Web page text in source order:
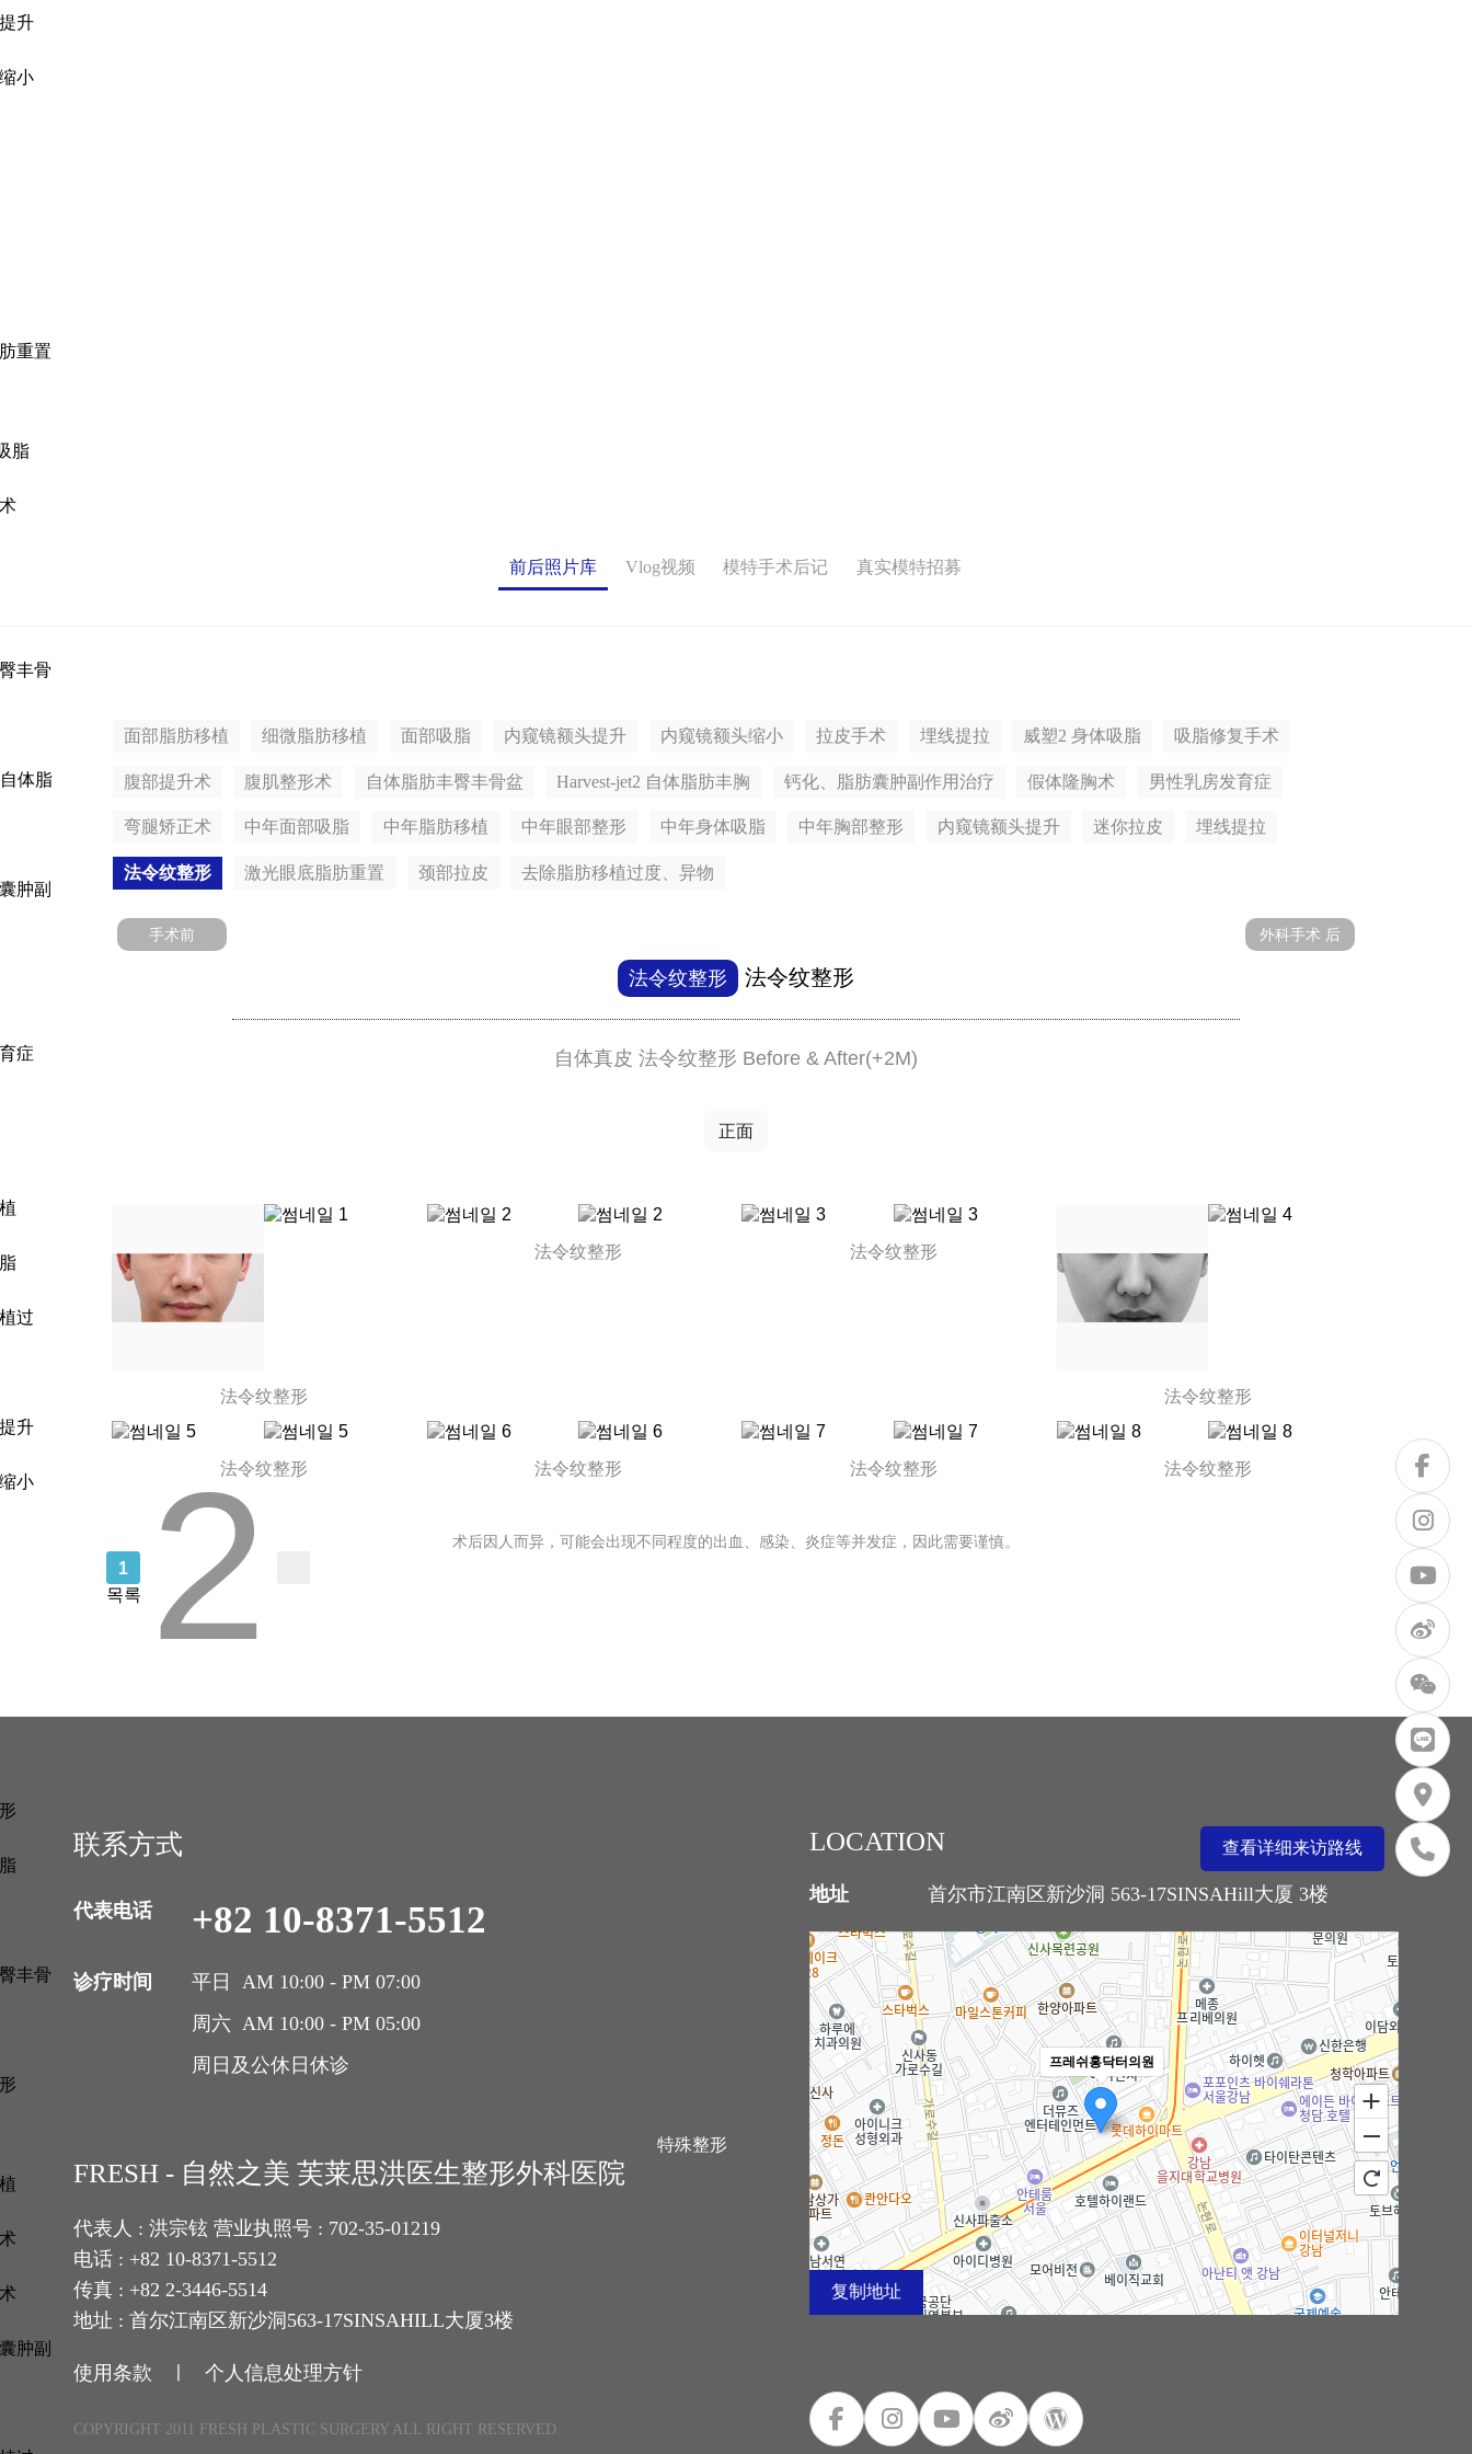
升
小
重置
脂
丰骨
体脂
肿副
症
过
升
小
丰骨
特殊整形
肿副
前后照片库 Vlog视频 模特手术后记 真实模特招募
面部脂肪移植 细微脂肪移植 面部吸脂 内窥镜额头提升 内窥镜额头缩小 拉皮手术 埋线提拉 威塑2 身体吸脂 吸脂修复手术
腹部提升术 腹肌整形术 自体脂肪丰臀丰骨盆 Harvest-jet2 自体脂肪丰胸 钙化、脂肪囊肿副作用治疗 假体隆胸术 男性乳房发育症
弯腿矫正术 中年面部吸脂 中年脂肪移植 中年眼部整形 中年身体吸脂 中年胸部整形 内窥镜额头提升 迷你拉皮 埋线提拉
法令纹整形 激光眼底脂肪重置 颈部拉皮 去除脂肪移植过度、异物
手术前 外科手术 后
法令纹整形 法令纹整形
自体真皮 法令纹整形 Before & After(+2M)
正面
法令纹整形
法令纹整形 法令纹整形
法令纹整形
法令纹整形 法令纹整形 法令纹整形 法令纹整形
术后因人而异，可能会出现不同程度的出血、感染、炎症等并发症，因此需要谨慎。
1 2
목록
联系方式
代表电话 +82 10-8371-5512
诊疗时间
平日 AM 10:00 - PM 07:00
周六 AM 10:00 - PM 05:00
周日及公休日休诊
FRESH - 自然之美 芙莱思洪医生整形外科医院
代表人 : 洪宗铉 营业执照号 : 702-35-01219
电话 : +82 10-8371-5512
传真 : +82 2-3446-5514
地址 : 首尔江南区新沙洞563-17SINSAHILL大厦3楼
使用条款 ㅣ 个人信息处理方针
COPYRIGHT 2011 FRESH PLASTIC SURGERY ALL RIGHT RESERVED.
LOCATION 查看详细来访路线
地址 首尔市江南区新沙洞 563-17SINSAHill大厦 3楼
复制地址
프레쉬홍닥터의원